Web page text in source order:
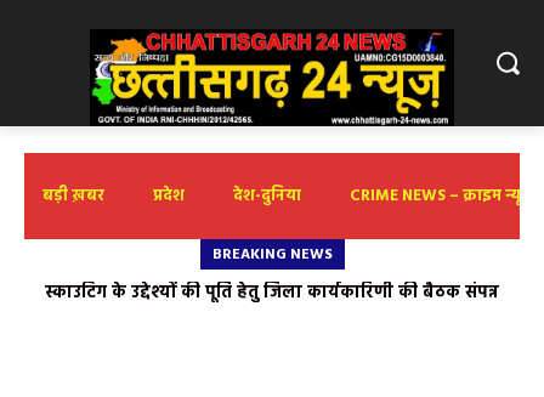
बड़ी ख़बर प्रदेश देश-दुनिया CRIME NEWS – क्राइम न्यूज़
BREAKING NEWS
स्काउटिंग के उद्देश्यों की पूर्ति हेतु जिला कार्यकारिणी की बैठक संपन्न